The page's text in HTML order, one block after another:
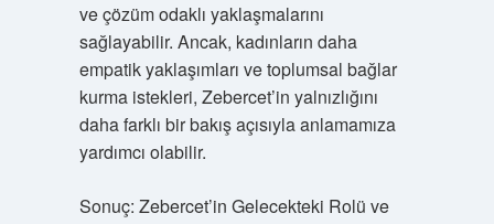
ve çözüm odaklı yaklaşmalarını
sağlayabilir. Ancak, kadınların daha
empatik yaklaşımları ve toplumsal bağlar
kurma istekleri, Zebercet’in yalnızlığını
daha farklı bir bakış açısıyla anlamamıza
yardımcı olabilir.
Sonuç: Zebercet’in Gelecekteki Rolü ve